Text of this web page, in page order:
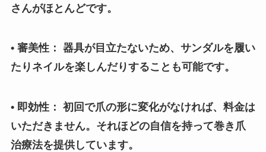
さんがほとんどです。
• 審美性： 器具が目立たないため、サンダルを履い
たりネイルを楽しんだりすることも可能です。
• 即効性： 初回で爪の形に変化がなければ、料金は
いただきません。それほどの自信を持って巻き爪
治療法を提供しています。